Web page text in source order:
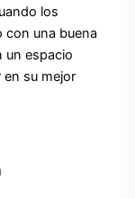
los
con una buena
un espacio
en su mejor